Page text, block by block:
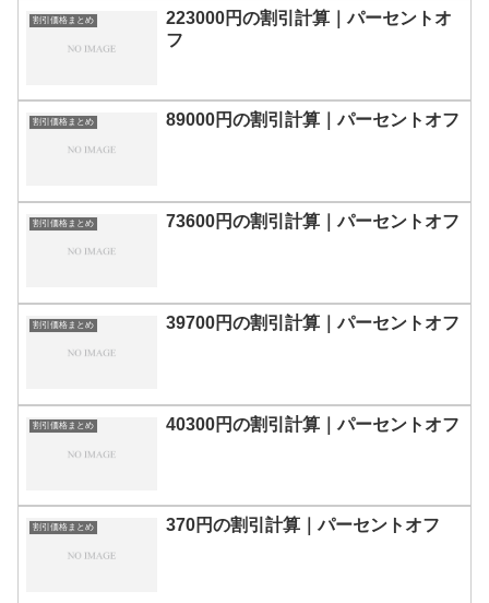
割引価格まとめ
223000円の割引計算｜パーセントオ
フ
割引価格まとめ 89000円の割引計算｜パーセントオフ
割引価格まとめ 73600円の割引計算｜パーセントオフ
割引価格まとめ 39700円の割引計算｜パーセントオフ
割引価格まとめ 40300円の割引計算｜パーセントオフ
割引価格まとめ 370円の割引計算｜パーセントオフ